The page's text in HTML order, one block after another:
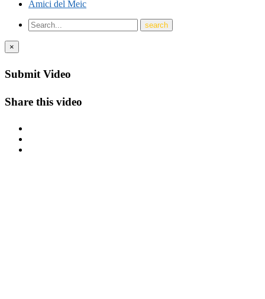
Amici del Meic
×
Submit Video
Share this video